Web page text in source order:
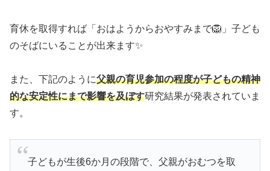
育休を取得すれば「おはようからおやすみまで🦁」子ども
のそばにいることが出来ます✨
また、下記のように父親の育児参加の程度が子どもの精神
的な安定性にまで影響を及ぼす研究結果が発表されていま
す。
子どもが生後6か月の段階で、父親がおむつを取